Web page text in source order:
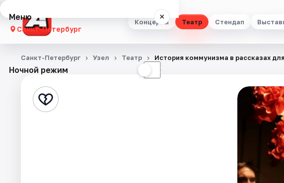
Концерты Театр Стендап
Меню ×
Санкт-Петербург
Концерты
Стендап
Ночной режим ☾
Санкт-Петербург Узел Театр История коммунизма в рассказах